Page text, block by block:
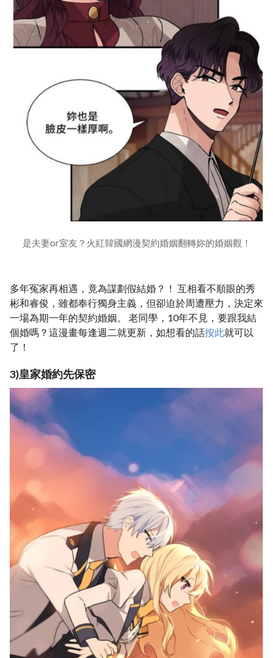
是夫妻or室友？火紅韓國網漫契約婚姻翻轉妳的婚姻觀！
多年冤家再相遇，竟為謀劃假結婚？！ 互相看不順眼的秀
彬和睿俊，雖都奉行獨身主義，但卻迫於周遭壓力，決定來
一場為期一年的契約婚姻。 老同學，10年不見，要跟我結
個婚嗎？這漫畫每逢週二就更新，如想看的話按此就可以
了！
3)皇家婚約先保密